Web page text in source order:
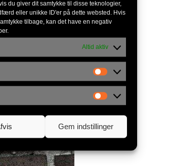
du giver dit samtykke til disse teknologier,
eller unikke ID'er på dette websted. Hvis
tilbage, kan det have en negativ
Altid aktiv
Gem indstillinger